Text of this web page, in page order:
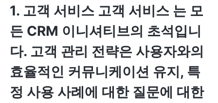
1. 고객 서비스 고객 서비스 는 모
든 CRM 이니셔티브의 초석입니
다. 고객 관리 전략은 사용자와의
효율적인 커뮤니케이션 유지, 특
정 사용 사례에 대한 질문에 대한